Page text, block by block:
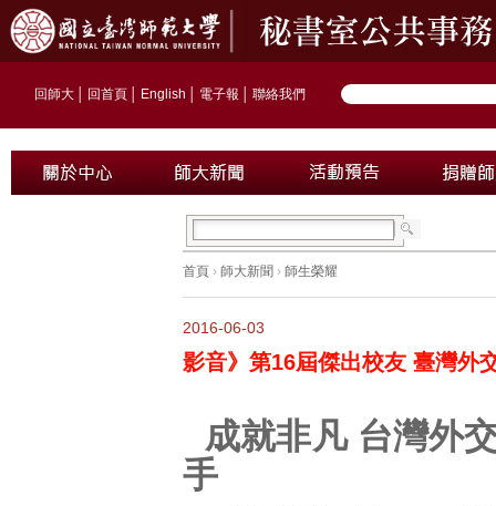
回師大 回首頁 English 電子報 聯絡我們
首頁 › 師大新聞 › 師生榮耀
2016-06-03
影音》第16屆傑出校友 臺灣外
成就非凡 台灣外
手